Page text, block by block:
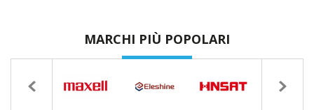
MARCHI PIÙ POPOLARI